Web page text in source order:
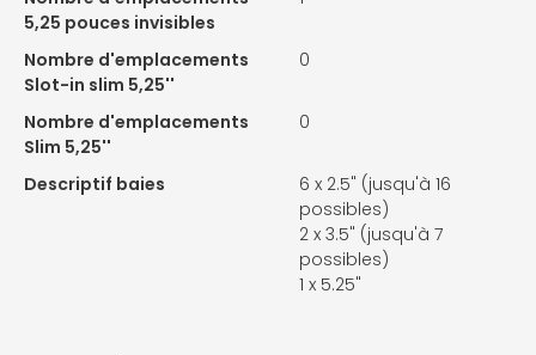
5,25 pouces invisibles
Nombre d'emplacements
Slot-in slim 5,25''
0
Nombre d'emplacements
Slim 5,25''
0
Descriptif baies
6 x 2.5" (jusqu'à 16
possibles)
2 x 3.5" (jusqu'à 7
possibles)
1 x 5.25"